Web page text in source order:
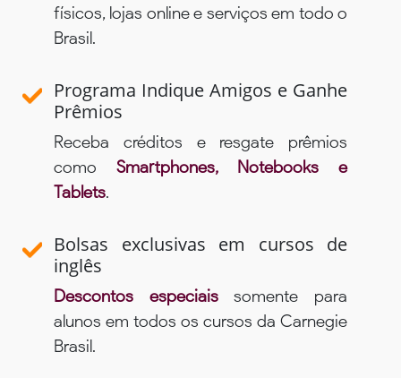
físicos, lojas online e serviços em todo o
Brasil.
Programa Indique Amigos e Ganhe
Prêmios
Receba créditos e resgate prêmios
como Smartphones, Notebooks e
Tablets.
Bolsas exclusivas em cursos de
inglês
Descontos especiaissomente para
alunos em todos os cursos da Carnegie
Brasil.